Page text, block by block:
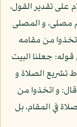
على تقدير القول،
مصلى، و المصلى
من مقامه
قوله: جعلنا البيت
تشريع الصلاة و
قال: و اتخذوا من
في المقام، بل